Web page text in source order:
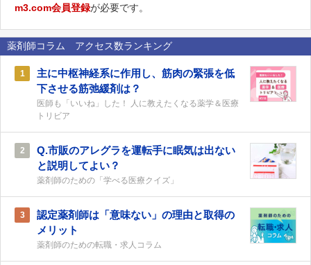
m3.com会員登録が必要です。
薬剤師コラム アクセス数ランキング
1
主に中枢神経系に作用し、筋肉の緊張を低
下させる筋弛緩剤は？
医師も「いいね」した！ 人に教えたくなる薬学＆医療
トリビア
2
Q.市販のアレグラを運転手に眠気は出ない
と説明してよい？
薬剤師のための「学べる医療クイズ」
3
認定薬剤師は「意味ない」の理由と取得の
メリット
薬剤師のための転職・求人コラム